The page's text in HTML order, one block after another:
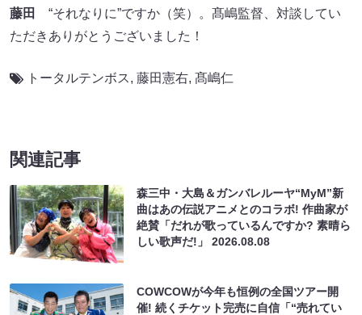
藤田
“それなりに”ですか（笑）。髙嶋監督、対談してい
ただきありがとうございました！
トータルテンボス, 藤田憲右, 髙嶋仁
関連記事
森三中・大島＆ガンバレルーヤ“MyM”新
曲はあの伝説アニメとのコラボ! 作曲家が
絶賛「だれが歌っているんですか? 素晴ら
しい歌声だ!」2026.08.08
COWCOWが今年も恒例の全国ツアー開
催! 続くチケット完売に自信「“売れてい